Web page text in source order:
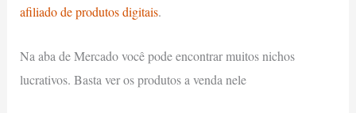
afiliado de produtos digitais.
Na aba de Mercado você pode encontrar muitos nichos
lucrativos. Basta ver os produtos a venda nele